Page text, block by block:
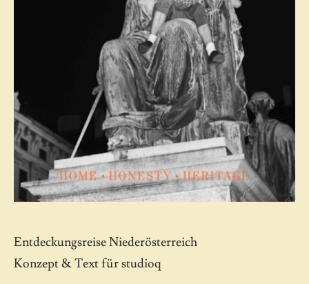
Entdeckungsreise Niederösterreich
Konzept & Text für studioq